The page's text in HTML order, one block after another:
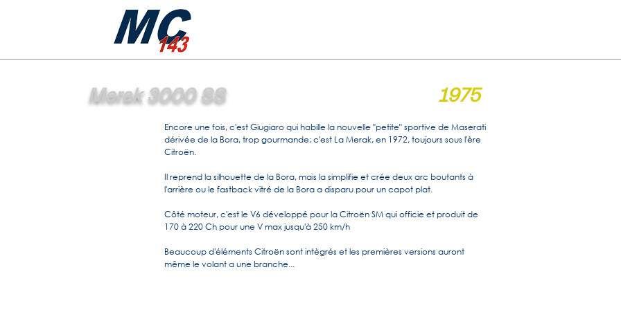
Merak 3000 SS 1975
Encore une fois, c'est Giugiaro qui habille la nouvelle "petite" sportive de Maserati
dérivée de la Bora, trop gourmande; c'est La Merak, en 1972, toujours sous l'ère
Citroën.
Il reprend la silhouette de la Bora, mais la simplifie et crée deux arc boutants à
l'arrière ou le fastback vitré de la Bora a disparu pour un capot plat.
Côté moteur, c'est le V6 développé pour la Citroën SM qui officie et produit de
170 à 220 Ch pour une V max jusqu'à 250 km/h
Beaucoup d'éléments Citroën sont intègrés et les premières versions auront
même le volant a une branche...